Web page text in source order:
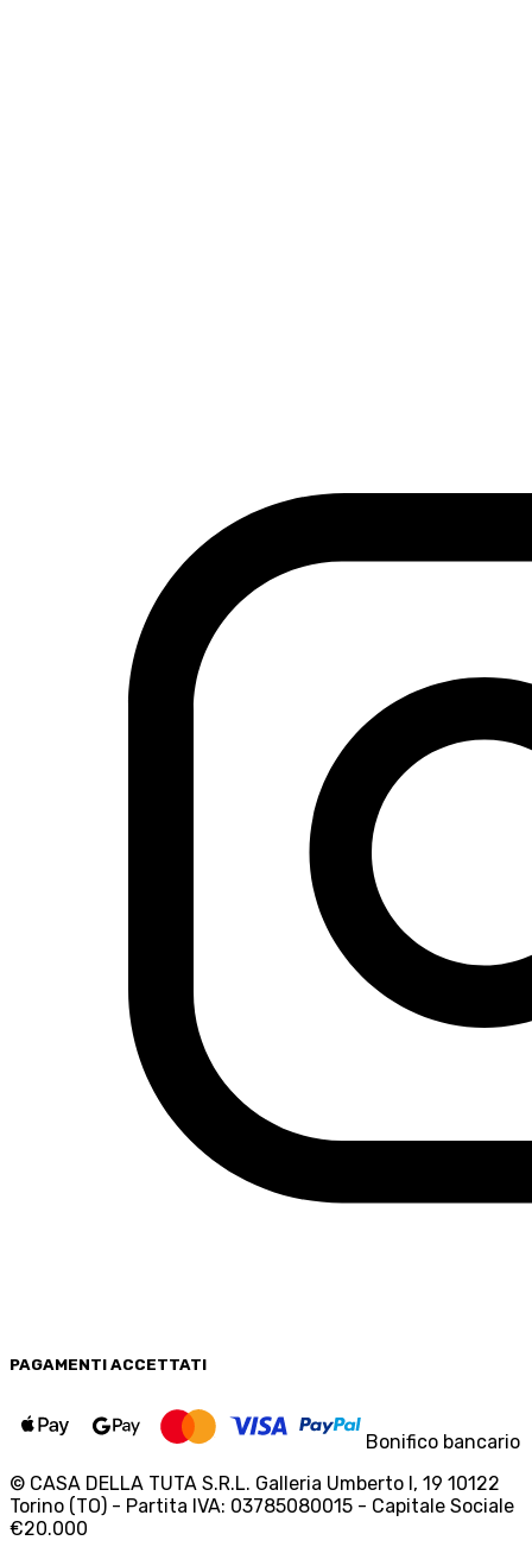
PAGAMENTI ACCETTATI
Bonifico bancario
© CASA DELLA TUTA S.R.L. Galleria Umberto I, 19 10122
Torino (TO) - Partita IVA: 03785080015 - Capitale Sociale
€20.000